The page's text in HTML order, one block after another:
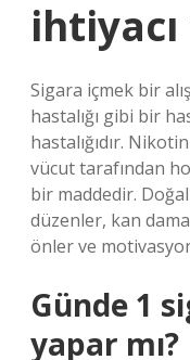
ihtiyacı
Sigara içmek bir
hastalığı gibi bir
hastalığıdır.
vücut tarafından
bir maddedir.
düzenler, kan
önler ve
Günde 1
yapar mı?